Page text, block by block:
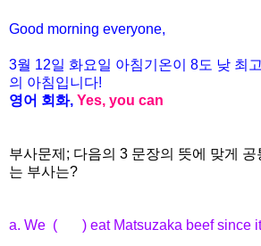
Good morning everyone,
3월 12일 화요일 아침기온이 8도 낮 최
의 아침입니다!
영어 회화, Yes, you can
부사문제; 다음의 3 문장의 뜻에 맞게
는 부사는?
a. We ( ) eat Matsuzaka beef since